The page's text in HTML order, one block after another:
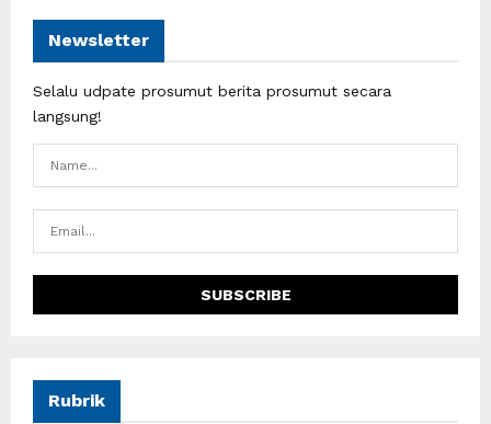
Newsletter
Selalu udpate prosumut berita prosumut secara
langsung!
Rubrik